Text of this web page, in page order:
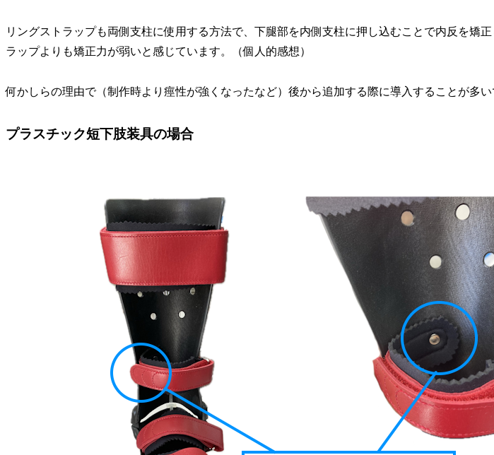
リングストラップも両側支柱に使用する方法で、下腿部を内側支柱に押し込むことで内反を矯
ラップよりも矯正力が弱いと感じています。（個人的感想）
何かしらの理由で（制作時より痙性が強くなったなど）後から追加する際に導入することが多い
プラスチック短下肢装具の場合